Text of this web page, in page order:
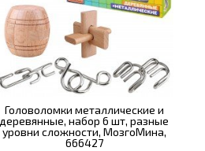
Головоломки металлические и
деревянные, набор 6 шт, разные
уровни сложности, МозгоМина,
666427